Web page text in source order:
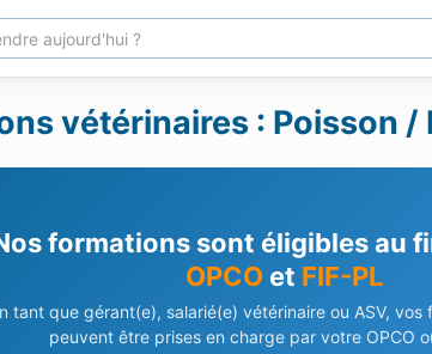
vétérinaires : Poisson
formations sont éligibles au
OPCO et FIF-PL
tant que gérant(e), salarié(e) vétérinaire ou ASV,
peuvent être prises en charge par votre OPCO